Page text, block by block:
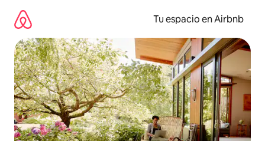
contenido
Tu espacio en Airbnb